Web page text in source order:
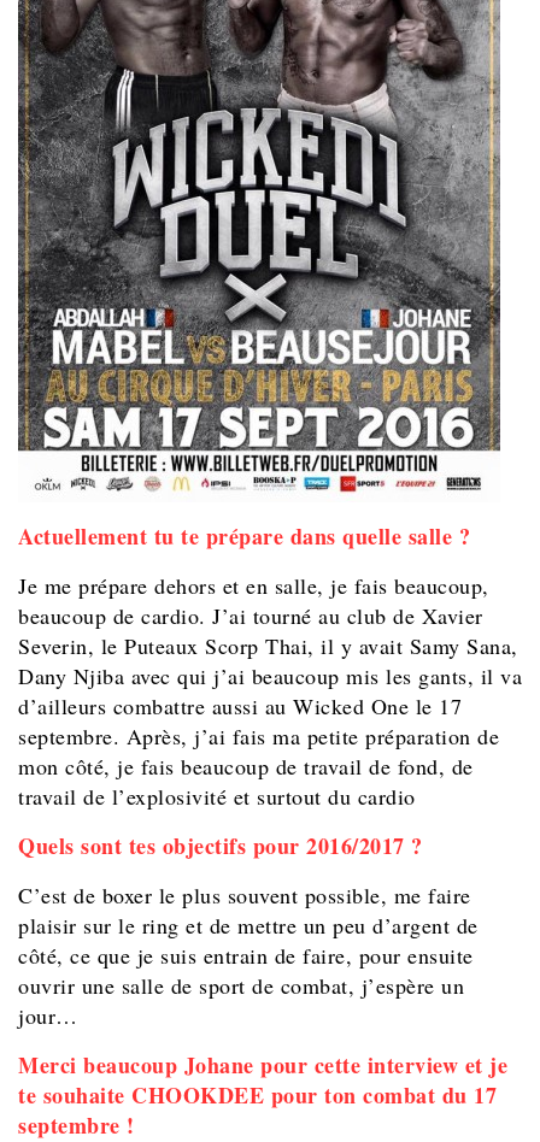
Actuellement tu te prépare dans quelle salle ?
Je me prépare dehors et en salle, je fais beaucoup,
beaucoup de cardio. J’ai tourné au club de Xavier
Severin, le Puteaux Scorp Thai, il y avait Samy Sana,
Dany Njiba avec qui j’ai beaucoup mis les gants, il va
d’ailleurs combattre aussi au Wicked One le 17
septembre. Après, j’ai fais ma petite préparation de
mon côté, je fais beaucoup de travail de fond, de
travail de l’explosivité et surtout du cardio
Quels sont tes objectifs pour 2016/2017 ?
C’est de boxer le plus souvent possible, me faire
plaisir sur le ring et de mettre un peu d’argent de
côté, ce que je suis entrain de faire, pour ensuite
ouvrir une salle de sport de combat, j’espère un
jour…
Merci beaucoup Johane pour cette interview et je
te souhaite CHOOKDEE pour ton combat du 17
septembre !